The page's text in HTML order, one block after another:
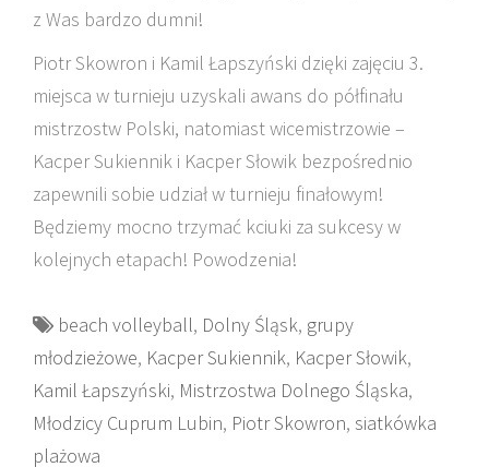
z Was bardzo dumni!
Piotr Skowron i Kamil Łapszyński dzięki zajęciu 3.
miejsca w turnieju uzyskali awans do półfinału
mistrzostw Polski, natomiast wicemistrzowie –
Kacper Sukiennik i Kacper Słowik bezpośrednio
zapewnili sobie udział w turnieju finałowym!
Będziemy mocno trzymać kciuki za sukcesy w
kolejnych etapach! Powodzenia!
beach volleyball, Dolny Śląsk, grupy
młodzieżowe, Kacper Sukiennik, Kacper Słowik,
Kamil Łapszyński, Mistrzostwa Dolnego Śląska,
Młodzicy Cuprum Lubin, Piotr Skowron, siatkówka
plażowa